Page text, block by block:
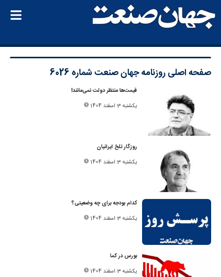
صفحه اصلی روزنامه جهان صنعت شماره 6026
قیمت‌ها منتظر دولت نمی‌مانند!
یکشنبه 3 اسفند 1404
روزگار تلخ ایرانیان
یکشنبه 3 اسفند 1404
کدام بودجه برای چه وضعیتی؟
یکشنبه 3 اسفند 1404
بورس در کما
یکشنبه 3 اسفند 1404